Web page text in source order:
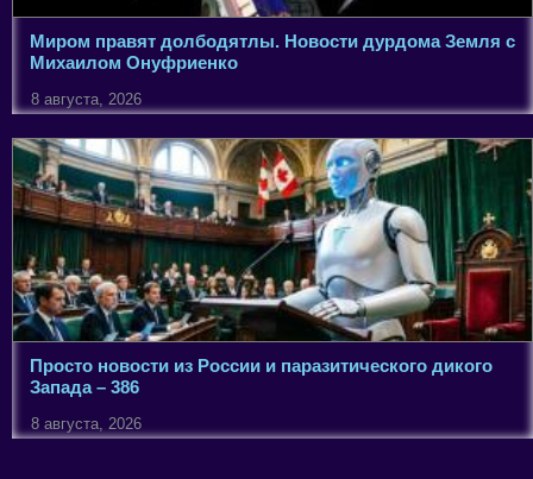
Миром правят долбодятлы. Новости дурдома Земля с
Михаилом Онуфриенко
8 августа, 2026
Просто новости из России и паразитического дикого
Запада – 386
8 августа, 2026